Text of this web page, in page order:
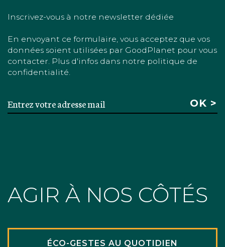
Inscrivez-vous à notre newsletter dédiée
En envoyant ce formulaire, vous acceptez que vos
données soient utilisées par GoodPlanet pour vous
contacter. Plus d'infos dans notre politique de
confidentialité.
AGIR À NOS CÔTÉS
ÉCO-GESTES AU QUOTIDIEN